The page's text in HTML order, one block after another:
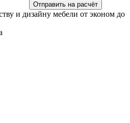
и дизайну мебели от эконом до